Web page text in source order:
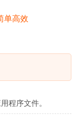
程序文件。